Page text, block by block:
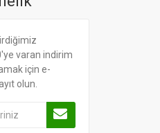
varan indirim
için e-
olun.